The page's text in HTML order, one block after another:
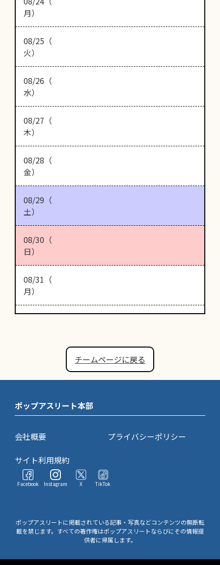
月）
08/25（
火）
08/26（
水）
08/27（
木）
08/28（
金）
08/29（
土）
08/30（
日）
08/31（
月）
チームページに戻る
ポップアスリート本部
会社概要
プライバシーポリシー
サイト利用規約
Facebook Instagram X TikTok
ポップアスリートに掲載されている記事・写真などコンテンツの無断転
載を禁じます。すべての著作権はポップアスリートならびにその情報提
供者に帰属します。